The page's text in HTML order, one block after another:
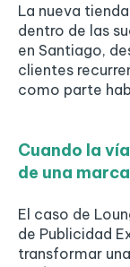
La nueva
dentro de las
en Santiago,
clientes
como parte
Cuando la
de una marca
El caso de
de Publicidad
transformar